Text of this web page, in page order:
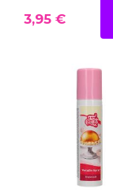
3,95 €